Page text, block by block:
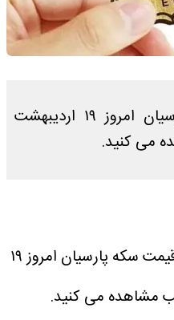
جدیدترین قیمت سکه پارسیان امروز ۱۹ اردیبهشت
، جدیدترین قیمت سکه پارسیان امروز ۱۹